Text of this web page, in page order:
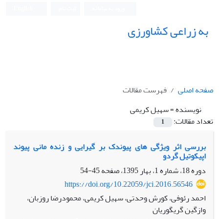
به زراعی کشاورزی
صفحه اصلی
فهرست مقالات
نویسنده =سهیل کریمی
تعداد مقالات:
1
بررسی اثر ویژگی های پیوندک بر گیرایی و زنده مانی پیوند
اپیکوتیل گردو
دوره 18، شماره 1، بهار 1395، صفحه
45-54
https://doi.org/10.22059/jci.2016.56546
احمد رئوفی، کورش وحدتی، سهیل کریمی، محمودرضا روزبان،
وازگین گریگوریان